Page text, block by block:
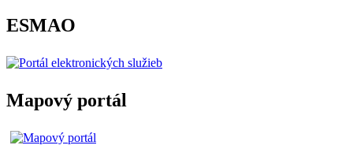
ESMAO
Mapový portál